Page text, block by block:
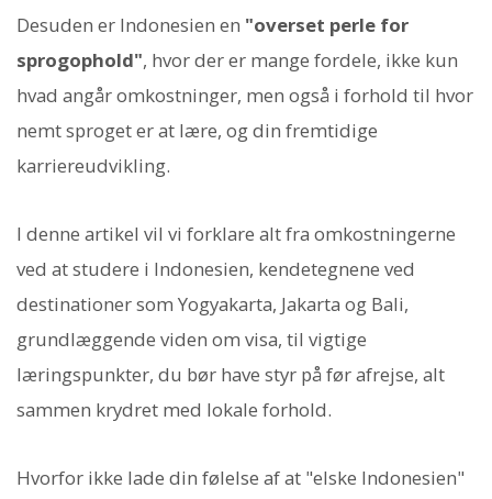
Desuden er Indonesien en "overset perle for
sprogophold", hvor der er mange fordele, ikke kun
hvad angår omkostninger, men også i forhold til hvor
nemt sproget er at lære, og din fremtidige
karriereudvikling.
I denne artikel vil vi forklare alt fra omkostningerne
ved at studere i Indonesien, kendetegnene ved
destinationer som Yogyakarta, Jakarta og Bali,
grundlæggende viden om visa, til vigtige
læringspunkter, du bør have styr på før afrejse, alt
sammen krydret med lokale forhold.
Hvorfor ikke lade din følelse af at "elske Indonesien"